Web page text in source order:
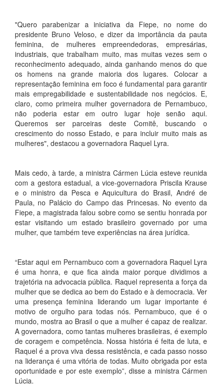
"Quero parabenizar a iniciativa da Fiepe, no nome do
presidente Bruno Veloso, e dizer da importância da pauta
feminina, de mulheres empreendedoras, empresárias,
industriais, que trabalham muito, mas muitas vezes sem o
reconhecimento adequado, ainda ganhando menos do que
os homens na grande maioria dos lugares. Colocar a
representação feminina em foco é fundamental para garantir
mais empregabilidade e sustentabilidade nos negócios. E,
claro, como primeira mulher governadora de Pernambuco,
não poderia estar em outro lugar hoje senão aqui.
Queremos ser parceiras deste Comitê, buscando o
crescimento do nosso Estado, e para incluir muito mais as
mulheres", destacou a governadora Raquel Lyra.
Mais cedo, à tarde, a ministra Cármen Lúcia esteve reunida
com a gestora estadual, a vice-governadora Priscila Krause
e o ministro da Pesca e Aquicultura do Brasil, André de
Paula, no Palácio do Campo das Princesas. No evento da
Fiepe, a magistrada falou sobre como se sentiu honrada por
estar visitando um estado brasileiro governado por uma
mulher, que também teve experiências na área jurídica.
“Estar aqui em Pernambuco com a governadora Raquel Lyra
é uma honra, e que fica ainda maior porque dividimos a
trajetória na advocacia pública. Raquel representa a força da
mulher que se dedica ao bem do Estado e à democracia. Ver
uma presença feminina liderando um lugar importante é
motivo de orgulho para todas nós. Pernambuco, que é o
mundo, mostra ao Brasil o que a mulher é capaz de realizar.
A governadora, como tantas mulheres brasileiras, é exemplo
de coragem e competência. Nossa história é feita de luta, e
Raquel é a prova viva dessa resistência, e cada passo nosso
na liderança é uma vitória de todas. Muito obrigada por esta
oportunidade e por este exemplo”, disse a ministra Cármen
Lúcia.